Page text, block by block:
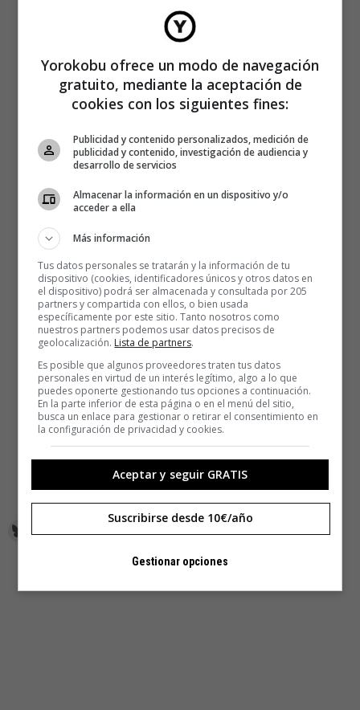
Yorokobu ofrece un modo de navegación
gratuito, mediante la aceptación de
cookies con los siguientes fines:
Publicidad y contenido personalizados, medición de
publicidad y contenido, investigación de audiencia y
desarrollo de servicios
Almacenar la información en un dispositivo y/o
acceder a ella
Más información
Tus datos personales se tratarán y la información de tu
dispositivo (cookies, identificadores únicos y otros datos en
el dispositivo) podrá ser almacenada y consultada por 205
partners y compartida con ellos, o bien usada
específicamente por este sitio. Tanto nosotros como
nuestros partners podemos usar datos precisos de
geolocalización. Lista de partners.
Es posible que algunos proveedores traten tus datos
personales en virtud de un interés legítimo, algo a lo que
puedes oponerte gestionando tus opciones a continuación.
En la parte inferior de esta página o en el menú del sitio,
busca un enlace para gestionar o retirar el consentimiento en
la configuración de privacidad y cookies.
Aceptar y seguir GRATIS
Suscribirse desde 10€/año
Gestionar opciones